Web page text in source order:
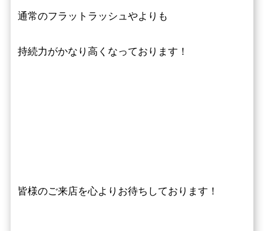
通常のフラットラッシュやよりも
持続力がかなり高くなっております！
皆様のご来店を心よりお待ちしております！